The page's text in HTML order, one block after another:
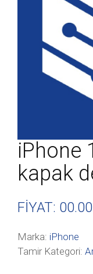
iPhone
kapak
FİYAT: 00
Marka: iPhone
Tamir Kategori: